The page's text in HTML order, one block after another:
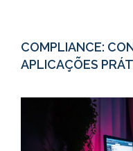
COMPLIANCE:
APLICAÇÕES